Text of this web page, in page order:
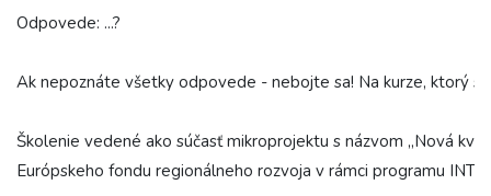
Odpovede: ...?
Ak nepoznáte všetky odpovede - nebojte sa! Na kurze, ktorý
Školenie vedené ako súčasť mikroprojektu s názvom „Nová
Európskeho fondu regionálneho rozvoja v rámci programu